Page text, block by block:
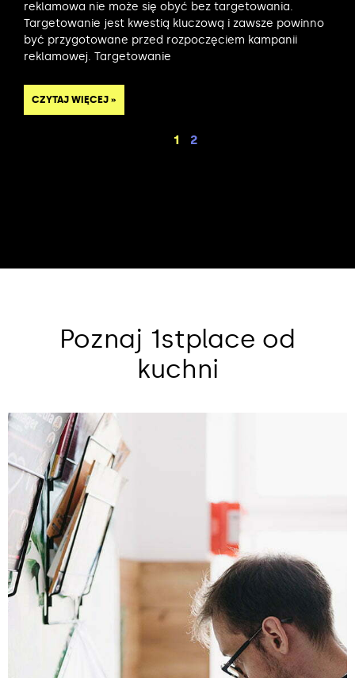
reklamowa nie może się obyć bez targetowania.
Targetowanie jest kwestią kluczową i zawsze powinno
być przygotowane przed rozpoczęciem kampanii
reklamowej. Targetowanie
CZYTAJ WIĘCEJ »
1 2
Poznaj 1stplace od
kuchni